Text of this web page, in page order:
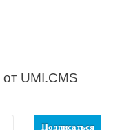
UMI.CMS